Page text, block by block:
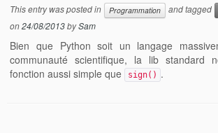
This entry was posted in Programmation and tagged
on24/08/2013bySam
Bien que Python soit un langage
communauté scientifique, la lib standard
fonction aussi simple que
sign() .